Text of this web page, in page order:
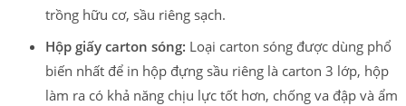
trồng hữu cơ, sầu riêng sạch.
Hộp giấy carton sóng: Loại carton sóng được dùng phổ
biến nhất để in hộp đựng sầu riêng là carton 3 lớp, hộp
làm ra có khả năng chịu lực tốt hơn, chống va đập và ẩm